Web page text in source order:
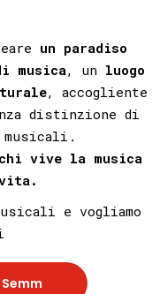
un paradiso
musica, un luogo
, accogliente
distinzione di
vive la musica
usicali e vogliamo